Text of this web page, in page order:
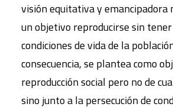
visión equitativa y emancipadora
un objetivo reproducirse sin
condiciones de vida de la
consecuencia, se plantea como
reproducción social pero no de
sino junto a la persecución de